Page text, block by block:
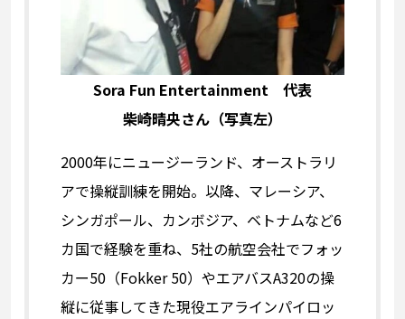
Sora Fun Entertainment 代表
柴崎晴央さん（写真左）
2000年にニュージーランド、オーストラリ
アで操縦訓練を開始。以降、マレーシア、
シンガポール、カンボジア、ベトナムなど6
カ国で経験を重ね、5社の航空会社でフォッ
カー50（Fokker 50）やエアバスA320の操
縦に従事してきた現役エアラインパイロッ